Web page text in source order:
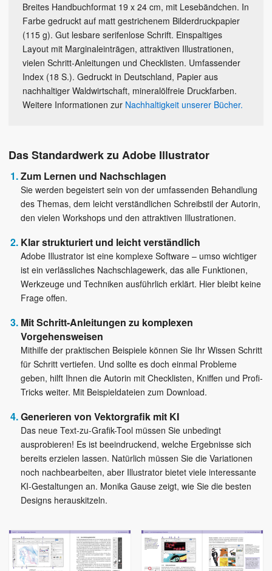
Breites Handbuchformat 19 x 24 cm, mit Lesebändchen. In
Farbe gedruckt auf matt gestrichenem Bilderdruckpapier
(115 g). Gut lesbare serifenlose Schrift. Einspaltiges
Layout mit Marginaleinträgen, attraktiven Illustrationen,
vielen Schritt-Anleitungen und Checklisten. Umfassender
Index (18 S.). Gedruckt in Deutschland, Papier aus
nachhaltiger Waldwirtschaft, mineralölfreie Druckfarben.
Weitere Informationen zur Nachhaltigkeit unserer Bücher.
Das Standardwerk zu Adobe Illustrator
Zum Lernen und Nachschlagen
Sie werden begeistert sein von der umfassenden Behandlung
des Themas, dem leicht verständlichen Schreibstil der Autorin,
den vielen Workshops und den attraktiven Illustrationen.
Klar strukturiert und leicht verständlich
Adobe Illustrator ist eine komplexe Software – umso wichtiger
ist ein verlässliches Nachschlagewerk, das alle Funktionen,
Werkzeuge und Techniken ausführlich erklärt. Hier bleibt keine
Frage offen.
Mit Schritt-Anleitungen zu komplexen
Vorgehensweisen
Mithilfe der praktischen Beispiele können Sie Ihr Wissen Schritt
für Schritt vertiefen. Und sollte es doch einmal Probleme
geben, hilft Ihnen die Autorin mit Checklisten, Kniffen und Profi-
Tricks weiter. Mit Beispieldateien zum Download.
Generieren von Vektorgrafik mit KI
Das neue Text-zu-Grafik-Tool müssen Sie unbedingt
ausprobieren! Es ist beeindruckend, welche Ergebnisse sich
bereits erzielen lassen. Natürlich müssen Sie die Variationen
noch nachbearbeiten, aber Illustrator bietet viele interessante
KI-Gestaltungen an. Monika Gause zeigt, wie Sie die besten
Designs herauskitzeln.